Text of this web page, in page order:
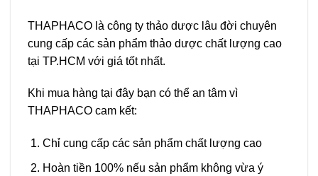
THAPHACO là công ty thảo dược lâu đời chuyên
cung cấp các sản phẩm thảo dược chất lượng cao
tại TP.HCM với giá tốt nhất.
Khi mua hàng tại đây bạn có thể an tâm vì
THAPHACO cam kết:
Chỉ cung cấp các sản phẩm chất lượng cao
Hoàn tiền 100% nếu sản phẩm không vừa ý